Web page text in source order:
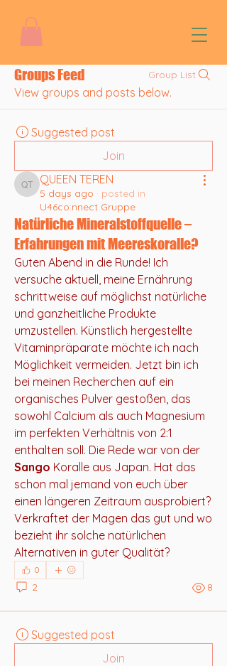
Groups Feed Group List
View groups and posts below.
Suggested post
Join
QUEEN TEREN
QUEEN TEREN
5 days ago · posted in
U46co:nnect Gruppe
Natürliche Mineralstoffquelle –
Erfahrungen mit Meereskoralle?
Guten Abend in die Runde! Ich
versuche aktuell, meine Ernährung
schrittweise auf möglichst natürliche
und ganzheitliche Produkte
umzustellen. Künstlich hergestellte
Vitaminpräparate möchte ich nach
Möglichkeit vermeiden. Jetzt bin ich
bei meinen Recherchen auf ein
organisches Pulver gestoßen, das
sowohl Calcium als auch Magnesium
im perfekten Verhältnis von 2:1
Sango Koralle aus Japan. Hat das
schon mal jemand von euch über
einen längeren Zeitraum ausprobiert?
Verkraftet der Magen das gut und wo
bezieht ihr solche natürlichen
Alternativen in guter Qualität?
0
2 8
Suggested post
Join